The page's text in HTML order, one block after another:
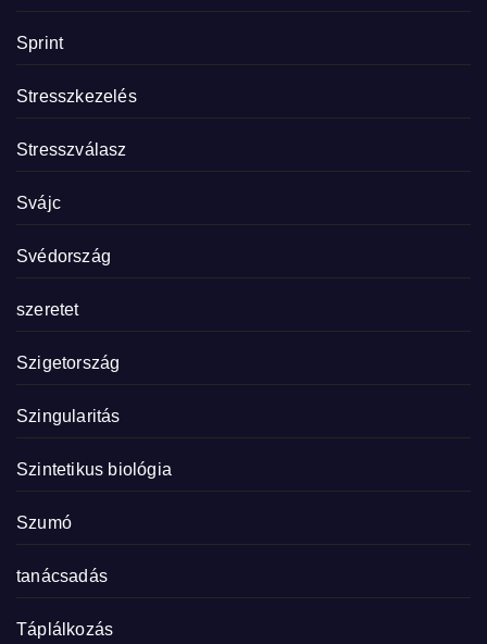
Sprint
Stresszkezelés
Stresszválasz
Svájc
Svédország
szeretet
Szigetország
Szingularitás
Szintetikus biológia
Szumó
tanácsadás
Táplálkozás